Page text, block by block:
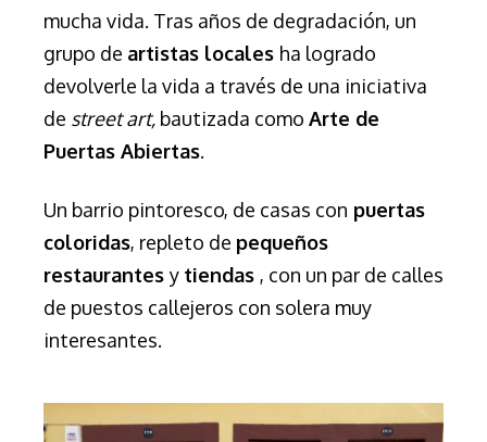
mucha vida. Tras años de degradación, un
grupo de artistas locales ha logrado
devolverle la vida a través de una iniciativa
de street art, bautizada como Arte de
Puertas Abiertas.
Un barrio pintoresco, de casas con puertas
coloridas, repleto de pequeños
restaurantes y tiendas , con un par de calles
de puestos callejeros con solera muy
interesantes.